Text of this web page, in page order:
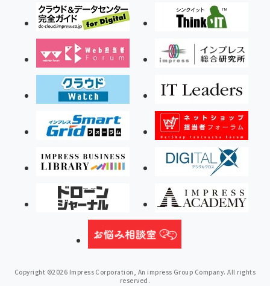
Copyright ©2026 Impress Corporation, An impress Group Company. All rights
reserved.